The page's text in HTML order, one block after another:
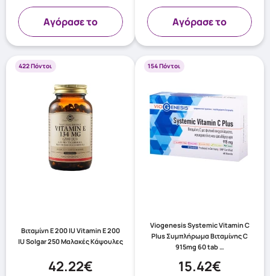
Aγόρασε το Aγόρασε το
422 Πόντοι
Βιταμίνη Ε 200 IU Vitamin E 200
IU Solgar 250 Μαλακές Κάψουλες
42.22€
154 Πόντοι
Viogenesis Systemic Vitamin C
Plus Συμπλήρωμα Βιταμίνης C
915mg 60 tab …
15.42€